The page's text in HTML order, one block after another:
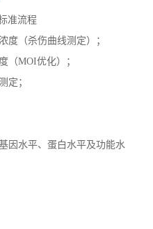
准流程
度（杀伤曲线测定）；
（MOI优化）；
定；
因水平、蛋白水平及功能水